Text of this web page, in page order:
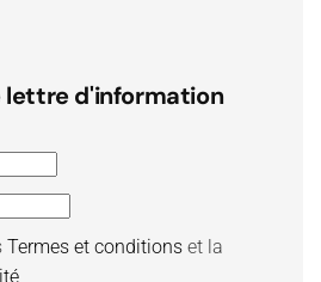
lettre d'information
Termes et conditions et la